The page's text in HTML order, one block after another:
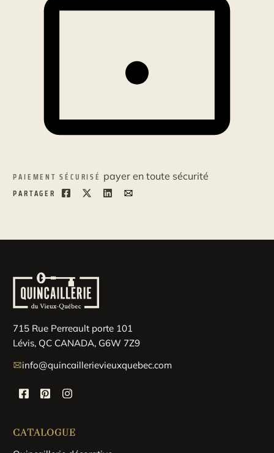
PAIEMENT SÉCURISÉ payer en toute sécurité
PARTAGER
715 Rue Perreault porte 101
Lévis, QC CANADA, G6W 7Z9
info@quincaillerievieuxquebec.com
CATALOGUE